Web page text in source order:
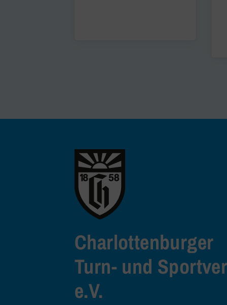
Charlottenburger
Turn- und
e.V.